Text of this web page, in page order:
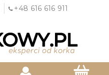
+48 616 616 911